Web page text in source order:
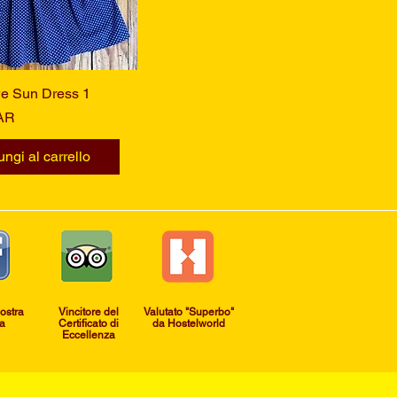
rapida
Sun Dress 1
al carrello
Vincitore del
Certificato di
Eccellenza
Valutato "Superbo"
da Hostelworld